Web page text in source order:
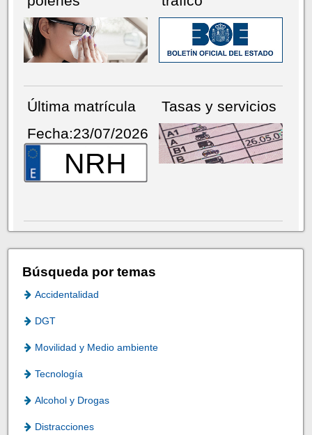
Última matrícula
Fecha:23/07/2026
NRH
Tasas y servicios
Búsqueda por temas
Accidentalidad
DGT
Movilidad y Medio ambiente
Tecnología
Alcohol y Drogas
Distracciones